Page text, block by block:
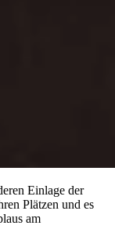
Einlage der
Plätzen und es
am